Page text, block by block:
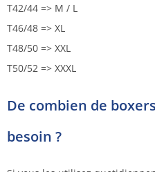
T42/44 => M / L
T46/48 => XL
T48/50 => XXL
T50/52 => XXXL
De combien de
besoin ?